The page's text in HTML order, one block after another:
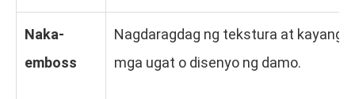
Naka-
emboss
Nagdaragdag ng tekstura at kayang
mga ugat o disenyo ng damo.